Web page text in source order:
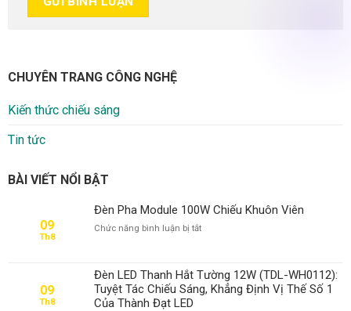
CHUYÊN TRANG CÔNG NGHỆ
Kiến thức chiếu sáng
Tin tức
BÀI VIẾT NỔI BẬT
09
Th8
Đèn Pha Module 100W Chiếu Khuôn Viên
Chức năng bình luận bị tắtở
Module
100W
Chiếu
09
Th8
Đèn LED Thanh Hắt Tường 12W (TDL-WH0112):
Tuyệt Tác Chiếu Sáng, Khẳng Định Vị Thế Số 1
Của Thành Đạt LED